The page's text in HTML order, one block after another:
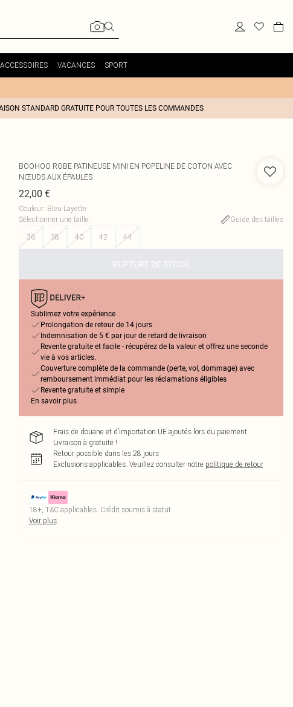
VACANCES SPORT
STANDARD GRATUITE POUR TOUTES LES COMMANDES
BOOHOO ROBE PATINEUSE MINI EN POPELINE DE COTON AVEC
NŒUDS AUX ÉPAULES
22,00 €
Couleur: Bleu Layette
Sélectionner une taille:
Guide des tailles
36
38 40 42 44
RUPTURE DE STOCK
Sublimez votre expérience
Prolongation de retour de 14 jours
Indemnisation de 5 € par jour de retard de livraison
Revente gratuite et facile - récupérez de la valeur et offrez une seconde
vie à vos articles.
Couverture complète de la commande (perte, vol, dommage) avec
remboursement immédiat pour les réclamations éligibles
Revente gratuite et simple
En savoir plus
Frais de douane et d’importation UE ajoutés lors du paiement.
Livraison à gratuite !
Retour possible dans les 28 jours
Exclusions applicables. Veuillez consulter notre politique de retour
18+, T&C applicables. Crédit soumis à statut
Voir plus